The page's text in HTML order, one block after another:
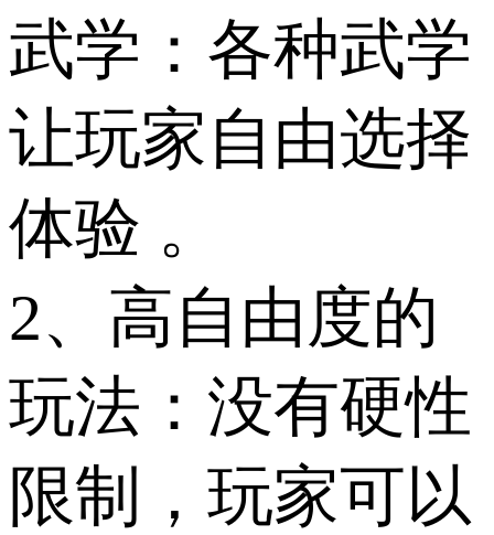
武学：各种武学
让玩家自由选择
体验 。
2、高自由度的
玩法：没有硬性
限制，玩家可以